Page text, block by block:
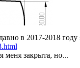
в 2017-2018 году
меня закрыта, но...